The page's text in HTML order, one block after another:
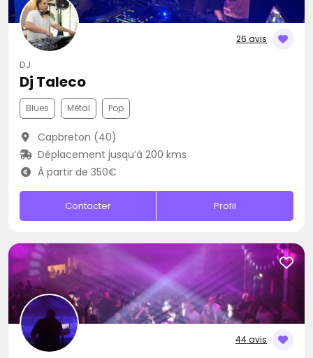
26 avis
DJ
Dj Taleco
Blues Métal Pop
Capbreton (40)
Déplacement jusqu’à 200 kms
À partir de 350€
Contacter Profil
44 avis